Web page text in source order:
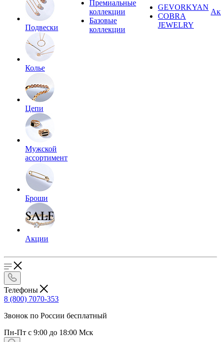
Подвески
Колье
Цепи
Мужской
ассортимент
Броши
Акции
Премиальные
коллекции
Базовые
коллекции
GEVORKYAN
COBRA
JEWELRY
Телефоны
8 (800) 7070-353
Звонок по России бесплатный
Пн-Пт с 9:00 до 18:00 Мск